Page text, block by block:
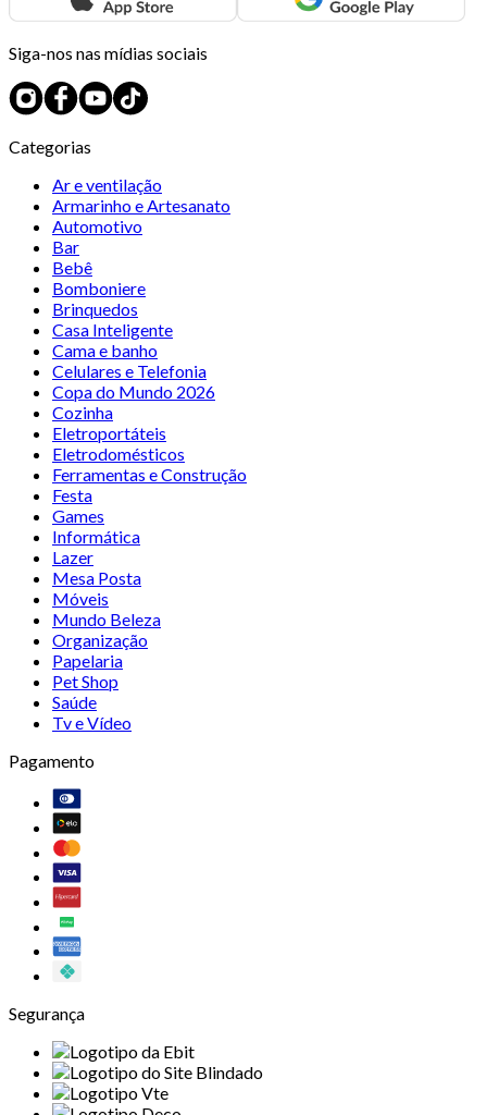
Siga-nos nas mídias sociais
Categorias
Ar e ventilação
Armarinho e Artesanato
Automotivo
Bar
Bebê
Bomboniere
Brinquedos
Casa Inteligente
Cama e banho
Celulares e Telefonia
Copa do Mundo 2026
Cozinha
Eletroportáteis
Eletrodomésticos
Ferramentas e Construção
Festa
Games
Informática
Lazer
Mesa Posta
Móveis
Mundo Beleza
Organização
Papelaria
Pet Shop
Saúde
Tv e Vídeo
Pagamento
Segurança